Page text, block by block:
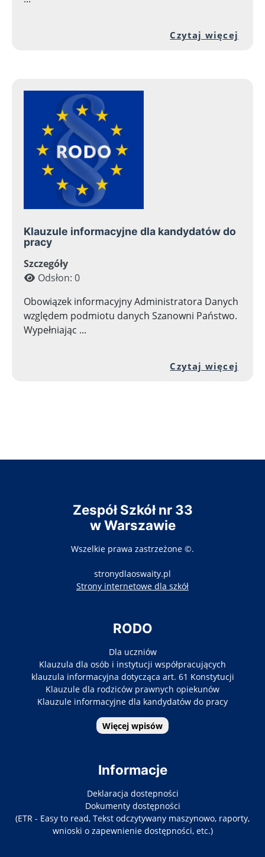
Czytaj więcej
Klauzule informacyjne dla kandydatów do
pracy
Szczegóły
Odsłon: 0
Obowiązek informacyjny Administratora Danych
względem podmiotu danych Szanowni Państwo.
Wypełniając ...
Czytaj więcej
Zespół Szkół nr 33
w Warszawie
Wszelkie prawa zastrzeżone ©.
stronydlaoswaity.pl
Strony internetowe dla szkółotwiera się w
RODO
Dla uczniów
Klauzula dla osób i instytucji współpracujących
klauzula informacyjna dotycząca art. 61 Konstytucji
Klauzule dla rodziców prawnych opiekunów
Klauzule informacyjne dla kandydatów do pracy
Więcej wpisów
Informacje
Deklaracja dostepności
Dokumenty dostępności
(ETR - Easy to read, Tekst odczytywany maszynowo, raporty,
wnioski o zapewnienie dostępności, etc.)